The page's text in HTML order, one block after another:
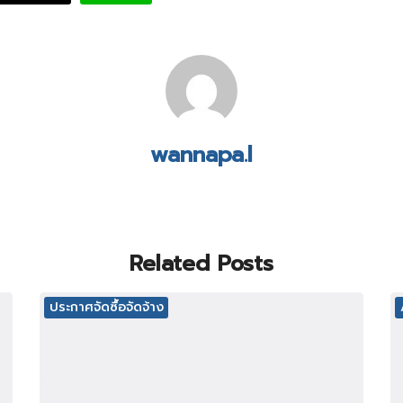
wannapa.l
Related Posts
ประกาศจัดซื้อจัดจ้าง